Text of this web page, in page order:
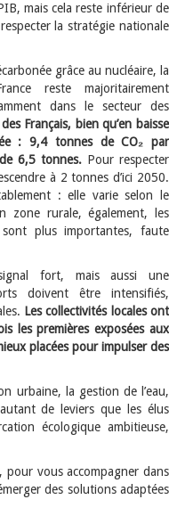
mais cela reste inférieur de
la stratégie nationale
grâce au nucléaire, la
reste majoritairement
dans le secteur des
Français, bien qu’en baisse
: 9,4 tonnes de CO₂ par
6,5 tonnes. Pour respecter
à 2 tonnes d’ici 2050.
: elle varie selon le
zone rurale, également, les
plus importantes, faute
fort, mais aussi une
doivent être intensifiés,
Les collectivités locales ont
les premières exposées aux
placées pour impulser des
urbaine, la gestion de l’eau,
de leviers que les élus
écologique ambitieuse,
pour vous accompagner dans
des solutions adaptées